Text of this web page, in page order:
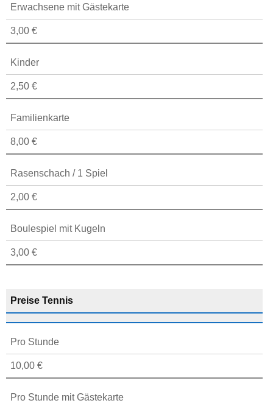
Erwachsene mit Gästekarte
3,00 €
Kinder
2,50 €
Familienkarte
8,00 €
Rasenschach / 1 Spiel
2,00 €
Boulespiel mit Kugeln
3,00 €
Preise Tennis
Pro Stunde
10,00 €
Pro Stunde mit Gästekarte